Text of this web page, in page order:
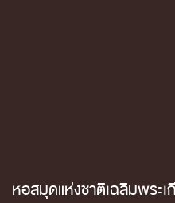
หอสมุดแห่งชาติเฉลิมพระ